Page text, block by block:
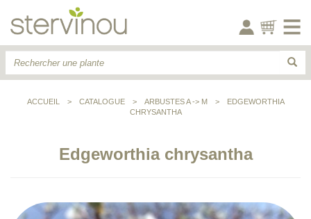
ACCUEIL > CATALOGUE > ARBUSTES A -> M >
EDGEWORTHIA
CHRYSANTHA
Edgeworthia chrysantha